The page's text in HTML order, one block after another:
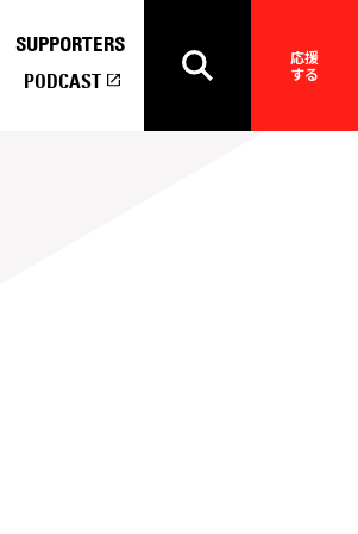
応援
する
SUPPORTERS
PODCAST